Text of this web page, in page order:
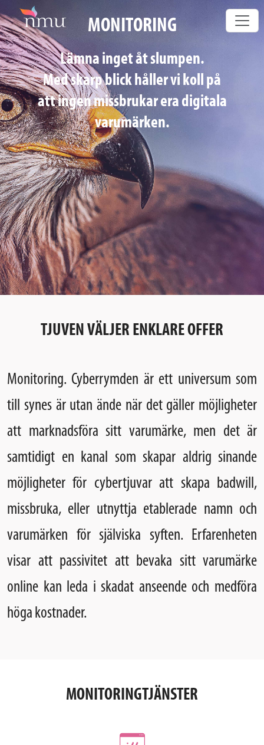
MONITORING
Lämna inget åt slumpen.
Med skarp blick håller vi koll på
att ingen missbrukar era digitala
varumärken.
TJUVEN VÄLJER ENKLARE OFFER
Monitoring. Cyberrymden är ett universum som
till synes är utan ände när det gäller möjligheter
att marknadsföra sitt varumärke, men det är
samtidigt en kanal som skapar aldrig sinande
möjligheter för cybertjuvar att skapa badwill,
missbruka, eller utnyttja etablerade namn och
varumärken för själviska syften. Erfarenheten
visar att passivitet att bevaka sitt varumärke
online kan leda i skadat anseende och medföra
höga kostnader.
MONITORINGTJÄNSTER